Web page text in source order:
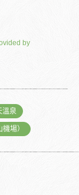
by
溫泉
場）